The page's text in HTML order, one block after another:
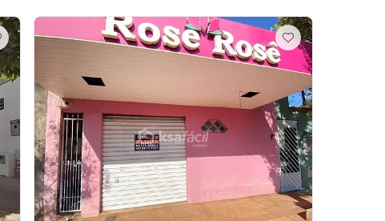
da Costa Lima, em ponto estratégico e de fácil
e estrutura pronta para instalação do seu negócio.
segunda a sexta-feira, das 08h às 14h30, mediante